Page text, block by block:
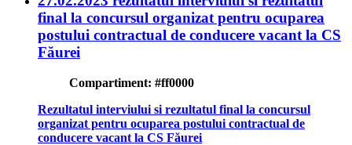
final la concursul organizat pentru ocuparea
postului contractual de conducere vacant la CS
Făurei
Compartiment: #ff0000
Rezultatul interviului si rezultatul final la concursul
organizat pentru ocuparea postului contractual de
conducere vacant la CS Făurei